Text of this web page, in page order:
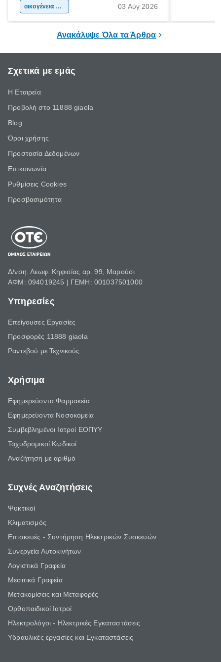
χώρας. Είτε πρόκειται για λίγες μέρες
οικογένεια & παιδί 03 Αύγ 2026
Ανακάλυψε Όλα τα Άρθρα
Σχετικά με εμάς
Η Εταιρεία
Προβολή στο 11888 giaola
Blog
Όροι χρήσης
Προστασία Δεδομένων
Επικοινωνία
Ρυθμίσεις Cookies
Προσβασιμότητα
Δ/νση: Λεωφ. Κηφισίας αρ. 99, Μαρούσι
ΑΦΜ: 094019245 | ΓΕΜΗ: 001037501000
Υπηρεσίες
Επείγουσες Εργασίες
Προσφορές 11888 giaola
Ραντεβού με Τεχνικούς
Χρήσιμα
Εφημερεύοντα Φαρμακεία
Εφημερεύοντα Νοσοκομεία
Συμβεβλημένοι Ιατροί ΕΟΠΥΥ
Ταχυδρομικοί Κωδικοί
Αναζήτηση με αριθμό
Συχνές Αναζητήσεις
Ψυκτικοί
Κλιματισμός
Επισκευές - Συντήρηση Ηλεκτρικών Συσκευών
Συνεργεία Αυτοκινήτων
Λογιστικά Γραφεία
Μεσιτικά Γραφεία
Μετακομίσεις και Μεταφορές
Ορθοπαιδικοί Ιατροί
Ηλεκτρολόγοι - Ηλεκτρικές Εγκαταστάσεις
Υδραυλικές εργασίες και Εγκαταστάσεις